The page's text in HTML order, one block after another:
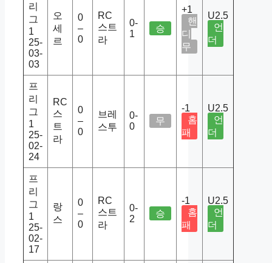
리
그
1
25-
03-
03
오
세
르
0
–
0
RC
스트
라
0-
1
승
+1
핸
디
무
U2.5
언
더
프
리
그
1
25-
02-
24
RC
스
트
라
0
–
0
브레
스투
0-
0
무
-1
홈
패
U2.5
언
더
프
리
그
1
25-
02-
17
랑
스
0
–
0
RC
스트
라
0-
2
승
-1
홈
패
U2.5
언
더